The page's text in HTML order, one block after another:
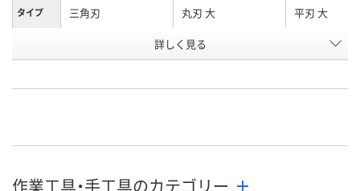
タイプ 三角刃 丸刃 大 平刃 大
AX04363 AX04361
詳しく見る
作業工具・手工具のカテゴリー